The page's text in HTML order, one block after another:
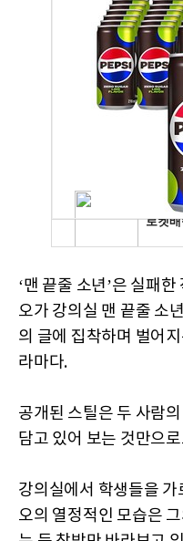
‘맨 끝줄 소년’은 실패
오가 강의실 맨 끝줄 소
의 글에 집착하며 벌어
라마다.
공개된 스틸은 두 사람
담고 있어 보는 것만으
강의실에서 학생들을
오의 열정적인 모습은